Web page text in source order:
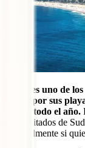
Brasil es uno de
ya sea por sus
festivo todo el año.
más visitados de
especialmente si